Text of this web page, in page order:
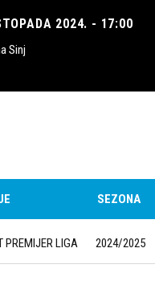
2024. - 17:00
Sinj
SEZONA
PREMIJER LIGA 2024/2025